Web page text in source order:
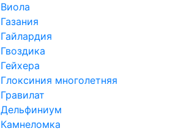
Виола
Газания
Гайлардия
Гвоздика
Гейхера
Глоксиния многолетняя
Гравилат
Дельфиниум
Камнеломка